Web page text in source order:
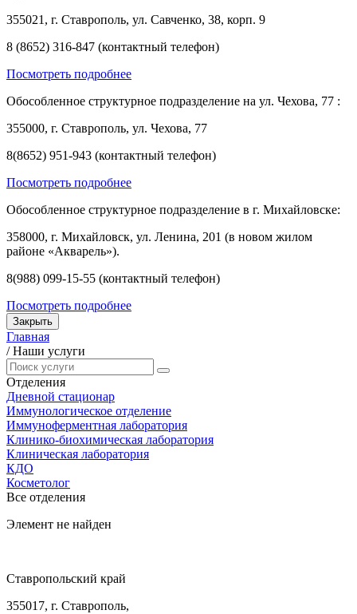
355021, г. Ставрополь, ул. Савченко, 38, корп. 9
8 (8652) 316-847 (контактный телефон)
Посмотреть подробнее
Обособленное структурное подразделение на ул. Чехова, 77 :
355000, г. Ставрополь, ул. Чехова, 77
8(8652) 951-943 (контактный телефон)
Посмотреть подробнее
Обособленное структурное подразделение в г. Михайловске:
358000, г. Михайловск, ул. Ленина, 201 (в новом жилом
районе «Акварель»).
8(988) 099-15-55 (контактный телефон)
Посмотреть подробнее
Закрыть
Главная
/ Наши услуги
Отделения
Дневной стационар
Иммунологическое отделение
Иммуноферментная лаборатория
Клинико-биохимическая лаборатория
Клиническая лаборатория
КДО
Косметолог
Все отделения
Элемент не найден
Ставропольский край
355017, г. Ставрополь,